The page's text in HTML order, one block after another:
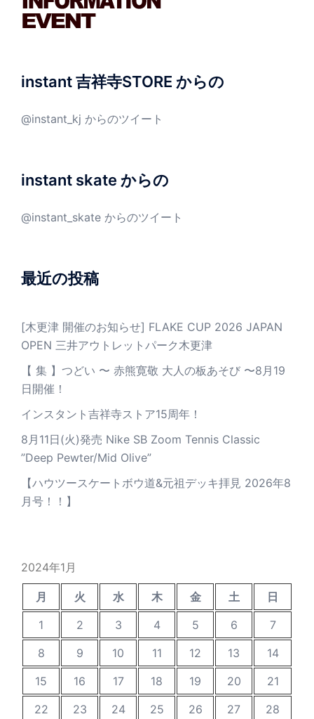
instant 吉祥寺STORE からの
@instant_kj からのツイート
instant skate からの
@instant_skate からのツイート
最近の投稿
[木更津 開催のお知らせ] FLAKE CUP 2026 JAPAN
OPEN 三井アウトレットパーク木更津
【 集 】つどい 〜 赤熊寛敬 大人の板あそび 〜8月19
日開催！
インスタント吉祥寺ストア15周年！
8月11日(火)発売 Nike SB Zoom Tennis Classic
”Deep Pewter/Mid Olive”
【ハウツースケートボウ道&元祖デッキ拝見 2026年8
月号！！】
2024年1月
月 火 水 木 金 土
日
1
2 3 4 5 6
7
8
9 10 11 12 13
14
15
16 17 18 19 20
21
22
23 24 25 26 27
28